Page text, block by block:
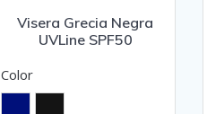
Visera Grecia Negra
UVLine SPF50
Color